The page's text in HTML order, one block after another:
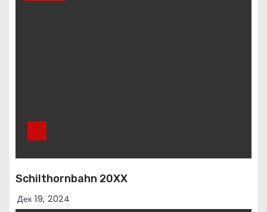
Schilthornbahn 20XX
Дек 19, 2024